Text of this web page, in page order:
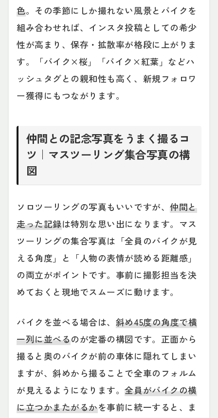
色。その季節にしか撮れない風景とバイクを
組み合わせれば、インスタ投稿としての希少
性が高まり、保存・拡散率が格段に上がりま
す。「バイク×桜」「バイク×紅葉」などハ
ッシュタグとの親和性も高く、新規フォロワ
ー獲得にもつながります。
仲間との記念写真をうまく撮るコ
ツ｜マスツーリング集合写真の構
図
ソロツーリングの写真もいいですが、仲間と
走った記録は特別な思い出になります。マス
ツーリングの集合写真は「全員のバイクが見
える角度」と「人物の表情が読める距離感」
の両立がポイントです。事前に撮影担当を決
めておくと現地でスムーズに動けます。
バイクを並べる場合は、 斜め45度の角度で横
一列に並べるのが定番の構図です。正面から
撮ると奥のバイクが前の車体に隠れてしまい
ますが、斜めから撮ることで全車のフォルム
が見えるようになります。全員がバイクの横
に立つかまたがるかを事前に統一すると、ま